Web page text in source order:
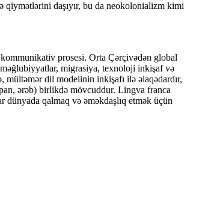
qiymətlərini daşıyır, bu da neokolonializm kimi
kommunikativ prosesi. Orta Çərçivədən global
migrasiya, texnoloji inkişaf və
dil modelinin inkişafı ilə əlaqədardır,
ərəb) birlikdə mövcuddur. Lingva franca
qalmaq və əməkdaşlıq etmək üçün